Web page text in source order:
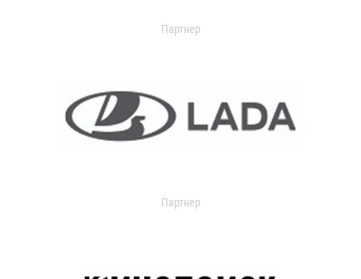
Партнер
Партнер